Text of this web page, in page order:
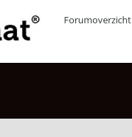
Forumoverzicht